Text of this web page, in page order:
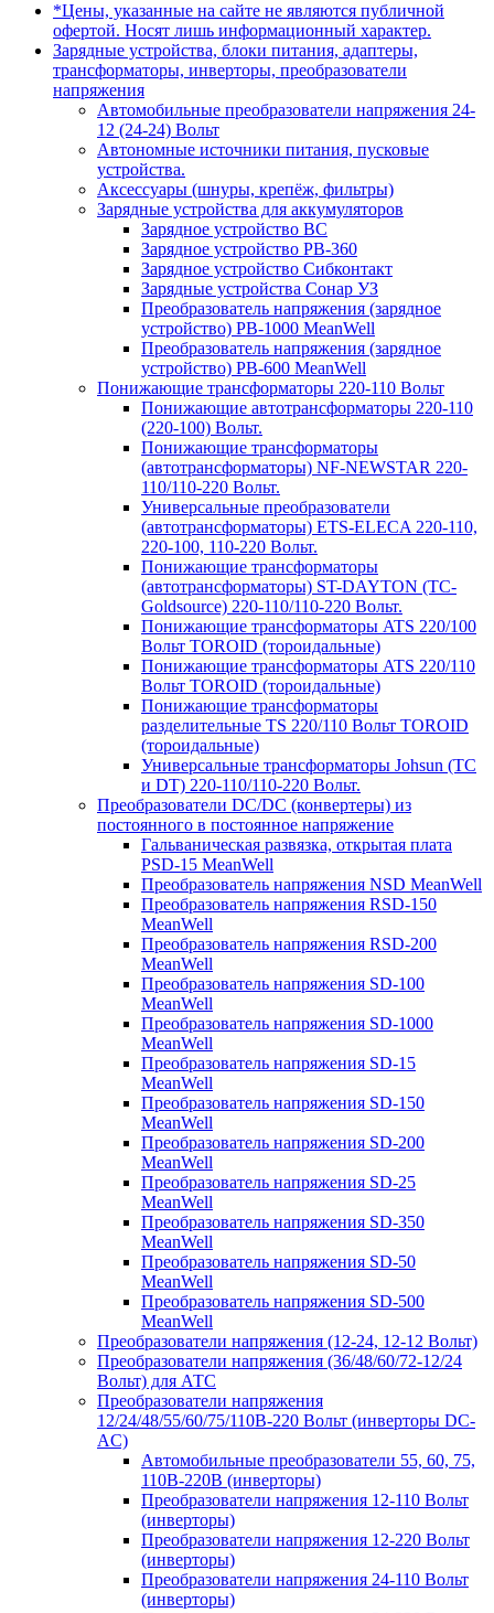
*Цены, указанные на сайте не являются публичной
офертой. Носят лишь информационный характер.
Зарядные устройства, блоки питания, адаптеры,
трансформаторы, инверторы, преобразователи
напряжения
Автомобильные преобразователи напряжения 24-
12 (24-24) Вольт
Автономные источники питания, пусковые
устройства.
Аксессуары (шнуры, крепёж, фильтры)
Зарядные устройства для аккумуляторов
Зарядное устройство BC
Зарядное устройство PB-360
Зарядное устройство Сибконтакт
Зарядные устройства Сонар УЗ
Преобразователь напряжения (зарядное
устройство) PB-1000 MeanWell
Преобразователь напряжения (зарядное
устройство) PB-600 MeanWell
Понижающие трансформаторы 220-110 Вольт
Понижающие автотрансформаторы 220-110
(220-100) Вольт.
Понижающие трансформаторы
(автотрансформаторы) NF-NEWSTAR 220-
110/110-220 Вольт.
Универсальные преобразователи
(автотрансформаторы) ETS-ELECA 220-110,
220-100, 110-220 Вольт.
Понижающие трансформаторы
(автотрансформаторы) ST-DAYTON (TC-
Goldsource) 220-110/110-220 Вольт.
Понижающие трансформаторы ATS 220/100
Вольт TOROID (тороидальные)
Понижающие трансформаторы ATS 220/110
Вольт TOROID (тороидальные)
Понижающие трансформаторы
разделительные TS 220/110 Вольт TOROID
(тороидальные)
Универсальные трансформаторы Johsun (TС
и DT) 220-110/110-220 Вольт.
Преобразователи DC/DC (конвертеры) из
постоянного в постоянное напряжение
Гальваническая развязка, открытая плата
PSD-15 MeanWell
Преобразователь напряжения NSD MeanWell
Преобразователь напряжения RSD-150
MeanWell
Преобразователь напряжения RSD-200
MeanWell
Преобразователь напряжения SD-100
MeanWell
Преобразователь напряжения SD-1000
MeanWell
Преобразователь напряжения SD-15
MeanWell
Преобразователь напряжения SD-150
MeanWell
Преобразователь напряжения SD-200
MeanWell
Преобразователь напряжения SD-25
MeanWell
Преобразователь напряжения SD-350
MeanWell
Преобразователь напряжения SD-50
MeanWell
Преобразователь напряжения SD-500
MeanWell
Преобразователи напряжения (12-24, 12-12 Вольт)
Преобразователи напряжения (36/48/60/72-12/24
Вольт) для АТС
Преобразователи напряжения
12/24/48/55/60/75/110В-220 Вольт (инверторы DC-
AC)
Автомобильные преобразователи 55, 60, 75,
110В-220В (инверторы)
Преобразователи напряжения 12-110 Вольт
(инверторы)
Преобразователи напряжения 12-220 Вольт
(инверторы)
Преобразователи напряжения 24-110 Вольт
(инверторы)